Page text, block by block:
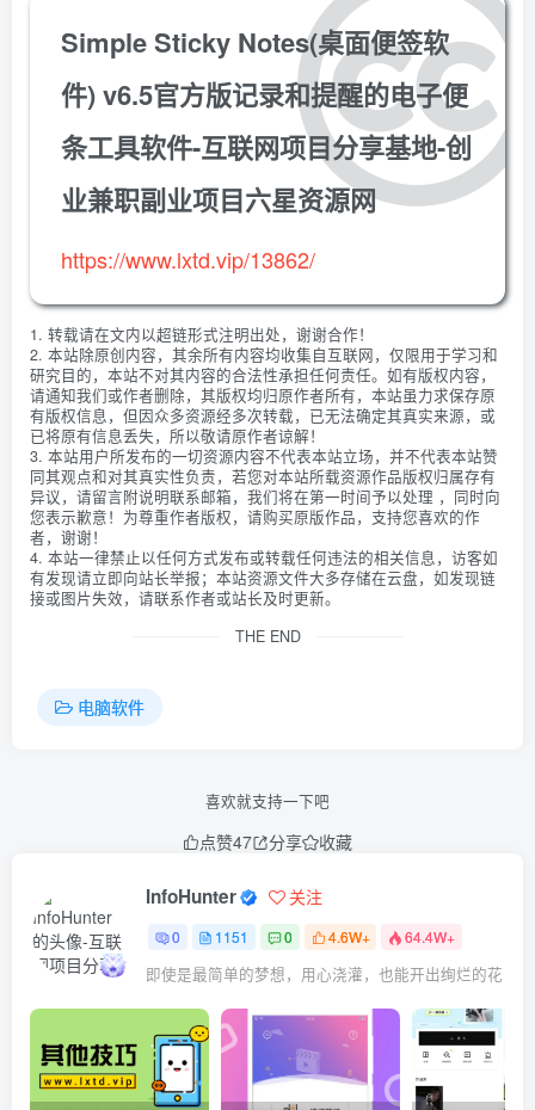
Simple Sticky Notes(桌面便签软
件) v6.5官方版记录和提醒的电子便
条工具软件-互联网项目分享基地-创
业兼职副业项目六星资源网
https://www.lxtd.vip/13862/
1. 转载请在文内以超链形式注明出处，谢谢合作！
2. 本站除原创内容，其余所有内容均收集自互联网，仅限用于学习和
研究目的，本站不对其内容的合法性承担任何责任。如有版权内容，
请通知我们或作者删除，其版权均归原作者所有，本站虽力求保存原
有版权信息，但因众多资源经多次转载，已无法确定其真实来源，或
已将原有信息丢失，所以敬请原作者谅解！
3. 本站用户所发布的一切资源内容不代表本站立场，并不代表本站赞
同其观点和对其真实性负责，若您对本站所载资源作品版权归属存有
异议，请留言附说明联系邮箱，我们将在第一时间予以处理 ，同时向
您表示歉意！为尊重作者版权，请购买原版作品，支持您喜欢的作
者，谢谢！
4. 本站一律禁止以任何方式发布或转载任何违法的相关信息，访客如
有发现请立即向站长举报；本站资源文件大多存储在云盘，如发现链
接或图片失效，请联系作者或站长及时更新。
THE END
电脑软件
喜欢就支持一下吧
点赞47 分享 收藏
InfoHunter 关注
0 1151 0 4.6W+ 64.4W+
即使是最简单的梦想，用心浇灌，也能开出绚烂的花